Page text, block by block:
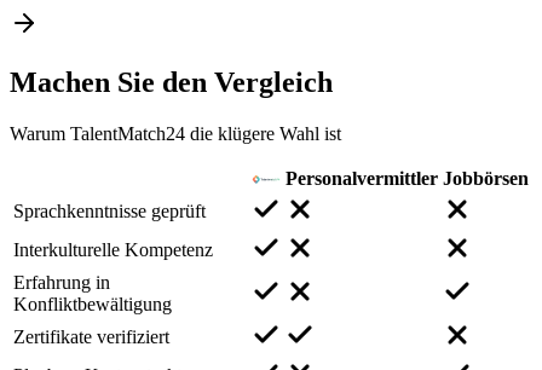
Machen Sie den Vergleich
Warum TalentMatch24 die klügere Wahl ist
Personalvermittler Jobbörsen
Sprachkenntnisse geprüft
Interkulturelle Kompetenz
Erfahrung in
Konfliktbewältigung
Zertifikate verifiziert